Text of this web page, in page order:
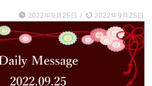
2022年9月25日 / 2022年9月25日